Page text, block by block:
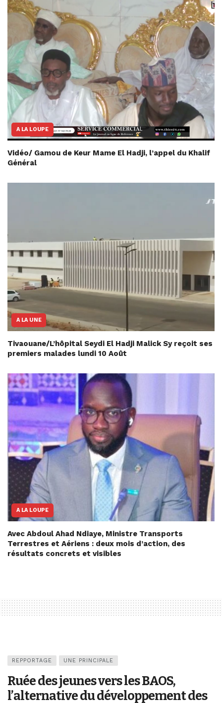
A LA LOUPE
Vidéo/ Gamou de Keur Mame El Hadji, l’appel du Khalif
Général
A LA UNE
Tivaouane/L’hôpital Seydi El Hadji Malick Sy reçoit ses
premiers malades lundi 10 Août
A LA LOUPE
Avec Abdoul Ahad Ndiaye, Ministre Transports
Terrestres et Aériens : deux mois d’action, des
résultats concrets et visibles
REPPORTAGE UNE PRINCIPALE
Ruée des jeunes vers les BAOS,
l’alternative du développement des